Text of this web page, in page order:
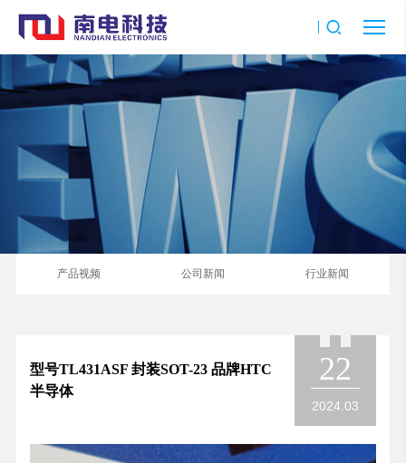
产品视频 公司新闻 行业新闻
型号TL431ASF 封装SOT-23 品牌HTC
半导体
22
2024.03